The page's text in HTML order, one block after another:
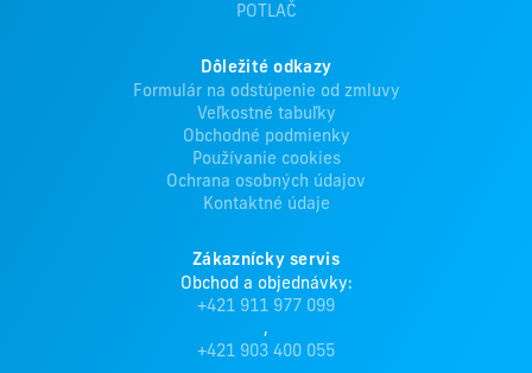
POTLAČ
Dôležité odkazy
Formulár na odstúpenie od zmluvy
Veľkostné tabuľky
Obchodné podmienky
Používanie cookies
Ochrana osobných údajov
Kontaktné údaje
Zákaznícky servis
Obchod a objednávky:
+421 911 977 099
,
+421 903 400 055